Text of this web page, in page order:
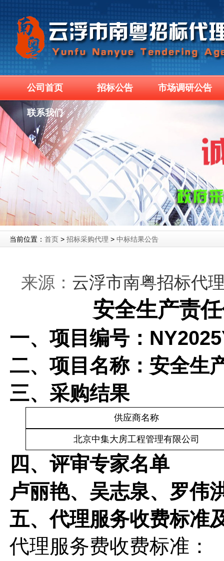
公司首页 招标公告 市场调研公告
联系我们
当前位置： 首页 > 招标采购代理 > 中标结果公告
来源： 云浮市南粤招标代
安全生产责
一、项目编号：
二、项目名称：安全生
三、采购结果
供应商名称
北京中集大房工程管理有限公司
四、评审专家名单
卢丽艳、吴志泉、罗伟
五、代理服务收费标准
代理服务费收费标准：